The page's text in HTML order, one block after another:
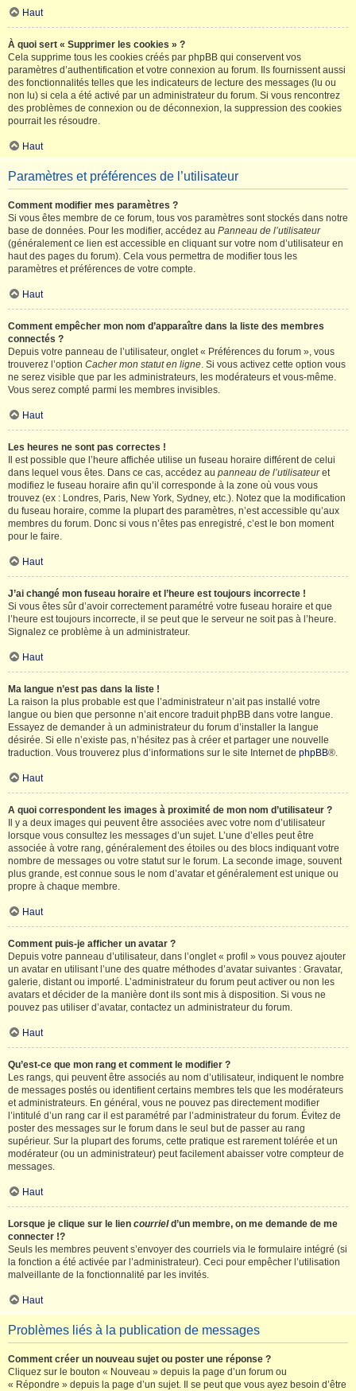
Haut
À quoi sert « Supprimer les cookies » ?
Cela supprime tous les cookies créés par phpBB qui conservent vos
paramètres d’authentification et votre connexion au forum. Ils fournissent aussi
des fonctionnalités telles que les indicateurs de lecture des messages (lu ou
non lu) si cela a été activé par un administrateur du forum. Si vous rencontrez
des problèmes de connexion ou de déconnexion, la suppression des cookies
pourrait les résoudre.
Haut
Paramètres et préférences de l’utilisateur
Comment modifier mes paramètres ?
Si vous êtes membre de ce forum, tous vos paramètres sont stockés dans notre
base de données. Pour les modifier, accédez au Panneau de l’utilisateur
(généralement ce lien est accessible en cliquant sur votre nom d’utilisateur en
haut des pages du forum). Cela vous permettra de modifier tous les
paramètres et préférences de votre compte.
Haut
Comment empêcher mon nom d’apparaître dans la liste des membres
connectés ?
Depuis votre panneau de l’utilisateur, onglet « Préférences du forum », vous
trouverez l’option Cacher mon statut en ligne. Si vous activez cette option vous
ne serez visible que par les administrateurs, les modérateurs et vous-même.
Vous serez compté parmi les membres invisibles.
Haut
Les heures ne sont pas correctes !
Il est possible que l’heure affichée utilise un fuseau horaire différent de celui
dans lequel vous êtes. Dans ce cas, accédez au panneau de l’utilisateuret
modifiez le fuseau horaire afin qu’il corresponde à la zone où vous vous
trouvez (ex : Londres, Paris, New York, Sydney, etc.). Notez que la modification
du fuseau horaire, comme la plupart des paramètres, n’est accessible qu’aux
membres du forum. Donc si vous n’êtes pas enregistré, c’est le bon moment
pour le faire.
Haut
J’ai changé mon fuseau horaire et l’heure est toujours incorrecte !
Si vous êtes sûr d’avoir correctement paramétré votre fuseau horaire et que
l’heure est toujours incorrecte, il se peut que le serveur ne soit pas à l’heure.
Signalez ce problème à un administrateur.
Haut
Ma langue n’est pas dans la liste !
La raison la plus probable est que l’administrateur n’ait pas installé votre
langue ou bien que personne n’ait encore traduit phpBB dans votre langue.
Essayez de demander à un administrateur du forum d’installer la langue
désirée. Si elle n’existe pas, n’hésitez pas à créer et partager une nouvelle
traduction. Vous trouverez plus d’informations sur le site Internet de phpBB®.
Haut
A quoi correspondent les images à proximité de mon nom d’utilisateur ?
Il y a deux images qui peuvent être associées avec votre nom d’utilisateur
lorsque vous consultez les messages d’un sujet. L’une d’elles peut être
associée à votre rang, généralement des étoiles ou des blocs indiquant votre
nombre de messages ou votre statut sur le forum. La seconde image, souvent
plus grande, est connue sous le nom d’avatar et généralement est unique ou
propre à chaque membre.
Haut
Comment puis-je afficher un avatar ?
Depuis votre panneau d’utilisateur, dans l’onglet « profil » vous pouvez ajouter
un avatar en utilisant l’une des quatre méthodes d’avatar suivantes : Gravatar,
galerie, distant ou importé. L’administrateur du forum peut activer ou non les
avatars et décider de la manière dont ils sont mis à disposition. Si vous ne
pouvez pas utiliser d’avatar, contactez un administrateur du forum.
Haut
Qu’est-ce que mon rang et comment le modifier ?
Les rangs, qui peuvent être associés au nom d’utilisateur, indiquent le nombre
de messages postés ou identifient certains membres tels que les modérateurs
et administrateurs. En général, vous ne pouvez pas directement modifier
l’intitulé d’un rang car il est paramétré par l’administrateur du forum. Évitez de
poster des messages sur le forum dans le seul but de passer au rang
supérieur. Sur la plupart des forums, cette pratique est rarement tolérée et un
modérateur (ou un administrateur) peut facilement abaisser votre compteur de
messages.
Haut
Lorsque je clique sur le lien courrield’un membre, on me demande de me
connecter !?
Seuls les membres peuvent s’envoyer des courriels via le formulaire intégré (si
la fonction a été activée par l’administrateur). Ceci pour empêcher l’utilisation
malveillante de la fonctionnalité par les invités.
Haut
Problèmes liés à la publication de messages
Comment créer un nouveau sujet ou poster une réponse ?
Cliquez sur le bouton « Nouveau » depuis la page d’un forum ou
« Répondre » depuis la page d’un sujet. Il se peut que vous ayez besoin d’être